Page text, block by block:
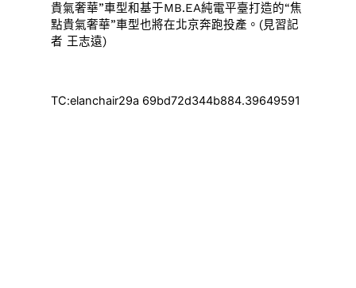
貴氣奢華”車型和基于MB.EA純電平臺打造的“焦
點貴氣奢華”車型也將在北京奔跑投產。(見習記
者 王志遠)
TC:elanchair29a 69bd72d344b884.39649591